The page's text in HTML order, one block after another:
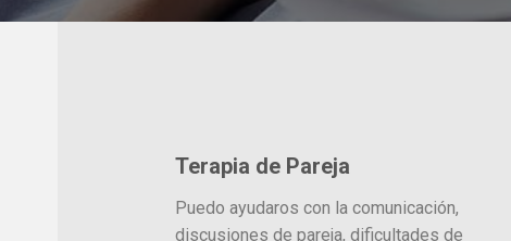
Terapia de Pareja
Puedo ayudaros con la comunicación,
discusiones de pareja, dificultades de